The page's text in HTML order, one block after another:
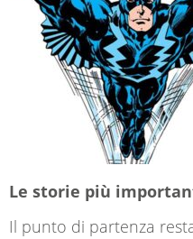
Le storie più
Il punto di partenza